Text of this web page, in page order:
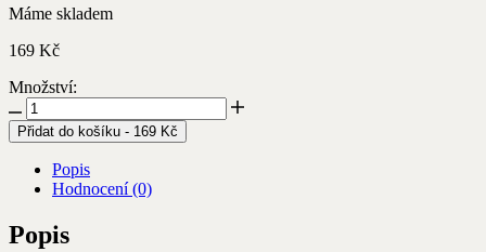
Máme skladem
169 Kč
Množství:
Klíčenka
pro
malé
hrdiny
veselý
přívěsek
s
Přidat do košíku - 169 Kč
Popis
Hodnocení (0)
Popis